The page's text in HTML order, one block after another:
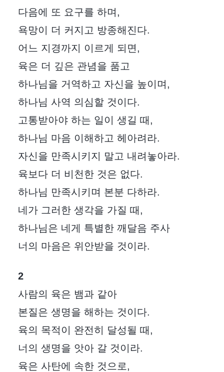
다음에 또 요구를 하며,
욕망이 더 커지고 방종해진다.
어느 지경까지 이르게 되면,
육은 더 깊은 관념을 품고
하나님을 거역하고 자신을 높이며,
하나님 사역 의심할 것이다.
고통받아야 하는 일이 생길 때,
하나님 마음 이해하고 헤아려라.
자신을 만족시키지 말고 내려놓아라.
육보다 더 비천한 것은 없다.
하나님 만족시키며 본분 다하라.
네가 그러한 생각을 가질 때,
하나님은 네게 특별한 깨달음 주사
너의 마음은 위안받을 것이라.
2
사람의 육은 뱀과 같아
본질은 생명을 해하는 것이다.
육의 목적이 완전히 달성될 때,
너의 생명을 앗아 갈 것이라.
육은 사탄에 속한 것으로,